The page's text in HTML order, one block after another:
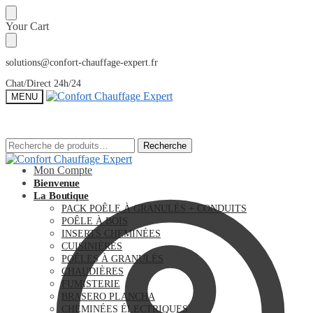
Sauter
à
la
navigation
Skip
to
content
Your Cart
solutions@confort-chauffage-expert.fr
Chat/Direct 24h/24
MENU
Recherche
pour :
Recherche
Mon Compte
Recherche
pour :
Recherche
Bienvenue
La Boutique
PACK POÊLE À GRANULÉS + CONDUITS
POÊLE À BOIS
INSERTS CHEMINÉES
CUISINIÈRES
POÊLES À GRANULÉS
CHAUDIÈRES
FUMISTERIE
BRASERO PLANCHA
CHEMINÉES ÉLECTRIQUES